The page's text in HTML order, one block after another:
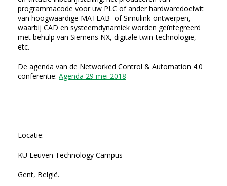
programmacode voor uw PLC of ander hardwaredoelwit
van hoogwaardige MATLAB- of Simulink-ontwerpen,
waarbij CAD en systeemdynamiek worden geïntegreerd
met behulp van Siemens NX, digitale twin-technologie,
etc.
De agenda van de Networked Control & Automation 4.0
conferentie: Agenda 29 mei 2018
Locatie:
KU Leuven Technology Campus
Gent, België.